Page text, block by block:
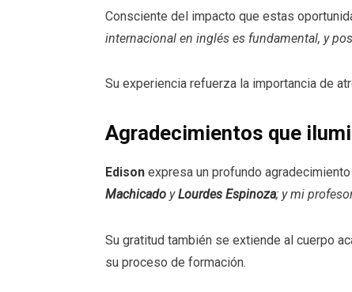
Consciente del impacto que estas
internacional en inglés es fundamental, y
Su experiencia refuerza la importancia de
Agradecimientos que
Edison expresa un profundo
Machicado yLourdes Espinoza; y mi
Su gratitud también se extiende al cuerpo
su proceso de formación.